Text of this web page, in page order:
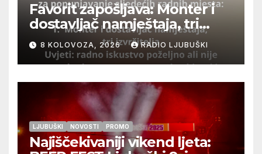
Favorit zapošljava: Monter i
dostavljač namještaja, tri
izvršitelja
8 KOLOVOZA, 2026 RADIO LJUBUŠKI
LJUBUŠKI NOVOSTI PROMO
Najiščekivaniji vikend ljeta: